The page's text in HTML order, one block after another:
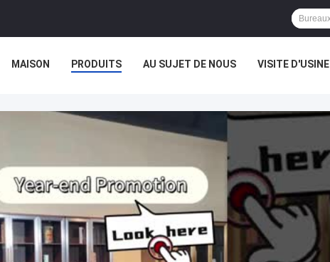
MAISON PRODUITS AU SUJET DE NOUS VISITE D'USINE